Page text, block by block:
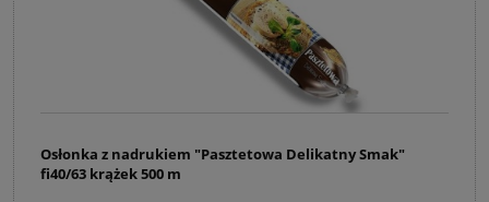
Osłonka z nadrukiem "Pasztetowa Delikatny Smak"
fi40/63 krążek 500 m